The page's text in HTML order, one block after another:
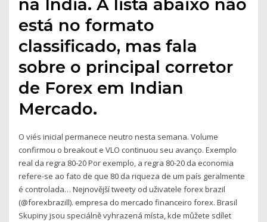
está no formato
classificado, mas fala
sobre o principal corretor
de Forex em Indian
Mercado.
O viés inicial permanece neutro nesta semana. Volume
confirmou o breakout e VLO continuou seu avanço. Exemplo
real da regra 80-20 Por exemplo, a regra 80-20 da economia
refere-se ao fato de que 80 da riqueza de um país geralmente
é controlada… Nejnovější tweety od uživatele forex brazil
(@forexbrazill). empresa do mercado financeiro forex. Brasil
Skupiny jsou speciálně vyhrazená místa, kde můžete sdílet